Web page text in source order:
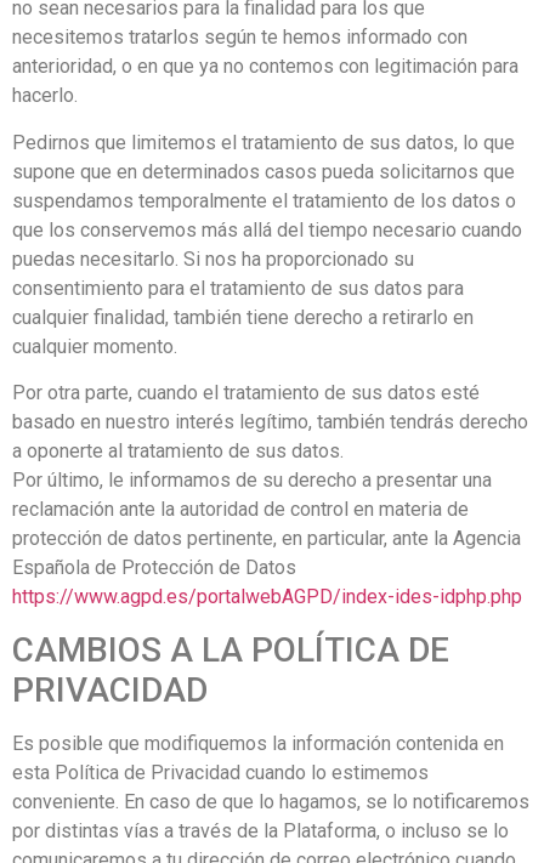
no sean necesarios para la finalidad para los que
necesitemos tratarlos según te hemos informado con
anterioridad, o en que ya no contemos con legitimación para
hacerlo.
Pedirnos que limitemos el tratamiento de sus datos, lo que
supone que en determinados casos pueda solicitarnos que
suspendamos temporalmente el tratamiento de los datos o
que los conservemos más allá del tiempo necesario cuando
puedas necesitarlo. Si nos ha proporcionado su
consentimiento para el tratamiento de sus datos para
cualquier finalidad, también tiene derecho a retirarlo en
cualquier momento.
Por otra parte, cuando el tratamiento de sus datos esté
basado en nuestro interés legítimo, también tendrás derecho
a oponerte al tratamiento de sus datos.
Por último, le informamos de su derecho a presentar una
reclamación ante la autoridad de control en materia de
protección de datos pertinente, en particular, ante la Agencia
Española de Protección de Datos
https://www.agpd.es/portalwebAGPD/index-ides-idphp.php
CAMBIOS A LA POLÍTICA DE
PRIVACIDAD
Es posible que modifiquemos la información contenida en
esta Política de Privacidad cuando lo estimemos
conveniente. En caso de que lo hagamos, se lo notificaremos
por distintas vías a través de la Plataforma, o incluso se lo